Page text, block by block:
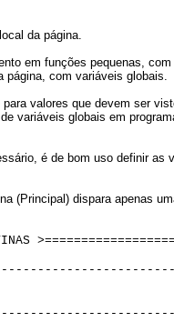
da página.
em funções pequenas,
página, com variáveis globais.
valores que devem ser
variáveis globais em
é de bom uso definir as
(Principal) dispara apenas